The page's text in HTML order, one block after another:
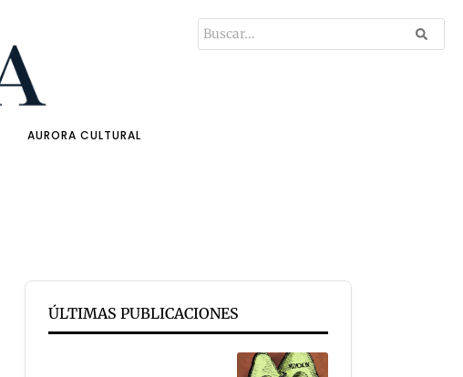
AURORA CULTURAL
ÚLTIMAS PUBLICACIONES